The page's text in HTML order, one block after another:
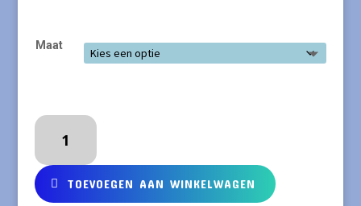
Maat
MEYADEY
Turtle
Tide
met
TOEVOEGEN AAN WINKELWAGEN